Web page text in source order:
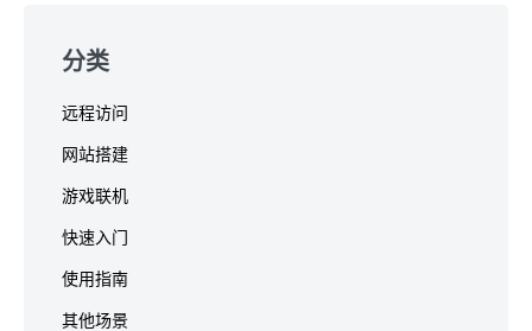
分类
远程访问
网站搭建
游戏联机
快速入门
使用指南
其他场景